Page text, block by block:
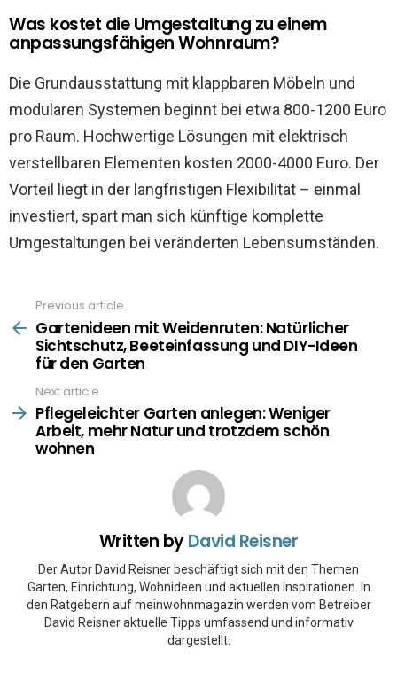
Was kostet die Umgestaltung zu einem
anpassungsfähigen Wohnraum?
Die Grundausstattung mit klappbaren Möbeln und
modularen Systemen beginnt bei etwa 800-1200 Euro
pro Raum. Hochwertige Lösungen mit elektrisch
verstellbaren Elementen kosten 2000-4000 Euro. Der
Vorteil liegt in der langfristigen Flexibilität – einmal
investiert, spart man sich künftige komplette
Umgestaltungen bei veränderten Lebensumständen.
more
Previous article
Gartenideen mit Weidenruten: Natürlicher
Sichtschutz, Beeteinfassung und DIY-Ideen
für den Garten
Next article
Pflegeleichter Garten anlegen: Weniger
Arbeit, mehr Natur und trotzdem schön
wohnen
Written byDavid Reisner
Der Autor David Reisner beschäftigt sich mit den Themen
Garten, Einrichtung, Wohnideen und aktuellen Inspirationen. In
den Ratgebern auf meinwohnmagazin werden vom Betreiber
David Reisner aktuelle Tipps umfassend und informativ
dargestellt.